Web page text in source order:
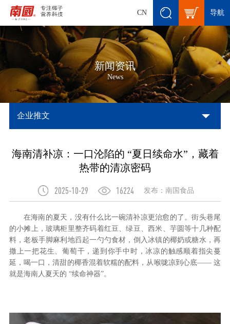
导航
CN
新闻资讯
News
企业推文
海南清补凉：一口沦陷的 “夏日续命水”，藏着
热带的清凉密码
2025-10-29 16224 发布：南国食品
在海南的夏天，没有什么比一碗清补凉更治愈的了。街头巷尾
的小摊上，玻璃柜里整齐码着红豆、绿豆、西米、芋圆等十几种配
料，老板手脚麻利地舀起一勺勺食材，倒入冰镇的椰奶或糖水，再
撒上一把花生、葡萄干，递到你手中时，冰凉的触感顺着指尖蔓
延，喝一口，清甜的椰香混着软糯的配料，从喉咙凉到心底—— 这
就是海南人夏天的 “续命神器”。